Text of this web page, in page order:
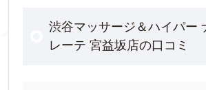
渋谷マッサージ＆ハイパー
レーテ 宮益坂店の口コミ